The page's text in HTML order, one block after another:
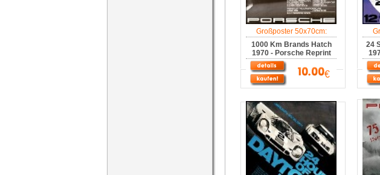
Großposter 50x70cm:
1000 Km Brands Hatch
1970 - Porsche Reprint
€
24